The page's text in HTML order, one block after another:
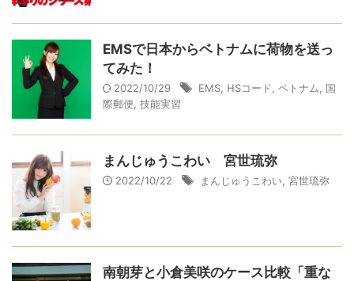
EMSで日本からベトナムに荷物を送っ
てみた！
2022/10/29 EMS HSコード ベトナム
国
際郵便 技能実習
まんじゅうこわい 宮世琉弥
2022/10/22 まんじゅうこわい 宮世琉弥
南朝芽と小倉美咲のケース比較「重な